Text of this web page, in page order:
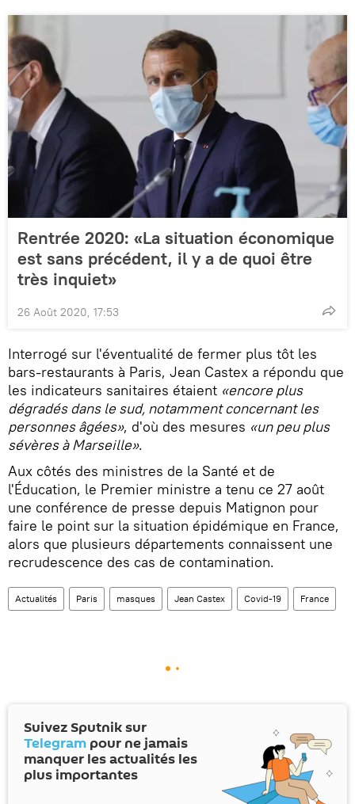
Rentrée 2020: «La situation économique
est sans précédent, il y a de quoi être
très inquiet»
26 Août 2020, 17:53
Interrogé sur l'éventualité de fermer plus tôt les
bars-restaurants à Paris, Jean Castex a répondu que
les indicateurs sanitaires étaient «encore plus
dégradés dans le sud, notamment concernant les
personnes âgées», d'où des mesures «un peu plus
sévères à Marseille».
Aux côtés des ministres de la Santé et de
l'Éducation, le Premier ministre a tenu ce 27 août
une conférence de presse depuis Matignon pour
faire le point sur la situation épidémique en France,
alors que plusieurs départements connaissent une
recrudescence des cas de contamination.
Actualités Paris masques Jean Castex Covid-19 France
Suivez Sputnik sur
Telegram pour ne jamais
manquer les actualités les
plus importantes